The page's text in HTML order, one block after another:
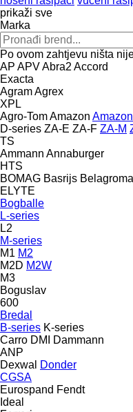
prikaži sve
Marka
Po ovom zahtjevu ništa
AP APVAbra2 Accord
Exacta
AgramAgrex
XPL
Agro-TomAmazon
D-series ZA-E ZA-F ZA-M
TS
Ammann Annaburger
HTS
BOMAG Basrijs
ELYTE
Bogballe
L-series
L2
M-series
M1 M2
M2D M2W
M3
Boguslav
600
Bredal
B-series K-series
Carro DMI
Dammann
ANP
Dexwal
Donder
CGSA
Eurospand Fendt
Ideal